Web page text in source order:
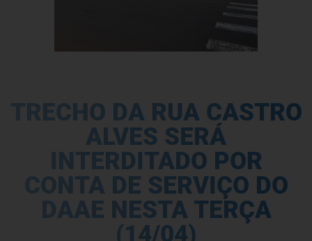
TRECHO DA RUA CASTRO
ALVES SERÁ
INTERDITADO POR
CONTA DE SERVIÇO DO
DAAE NESTA TERÇA
(14/04)